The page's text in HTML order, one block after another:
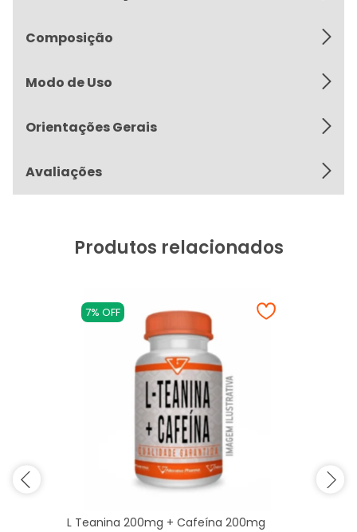
Composição
Modo de Uso
Orientações Gerais
Avaliações
Produtos relacionados
7% OFF
L Teanina 200mg + Cafeína 200mg